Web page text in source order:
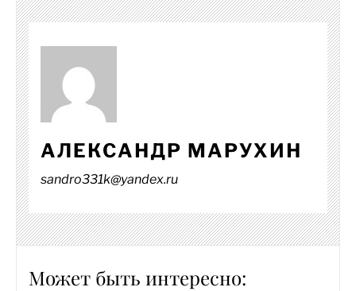
АЛЕКСАНДР МАРУХИН
sandro331k@yandex.ru
Может быть интересно: